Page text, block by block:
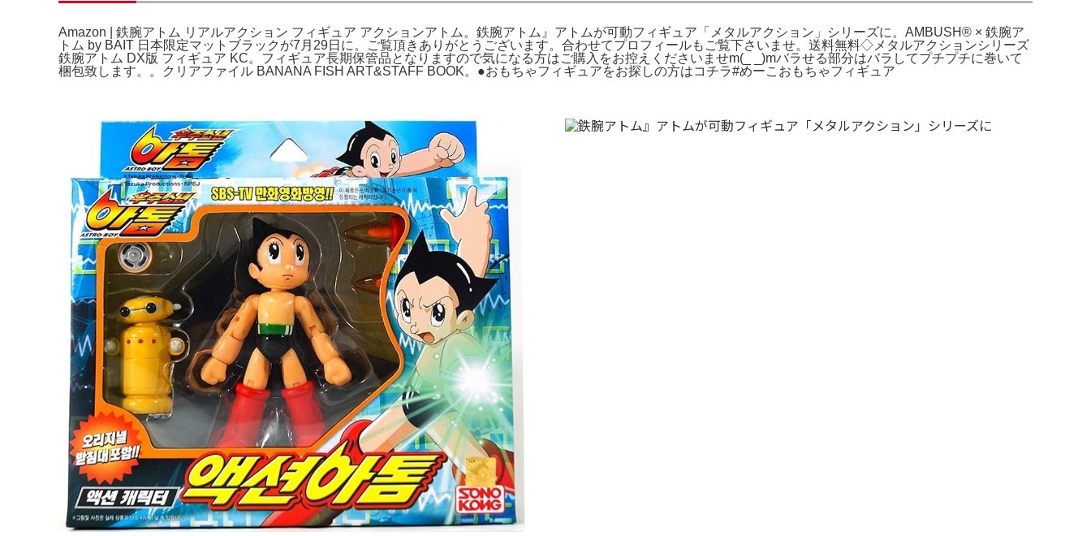
Amazon | 鉄腕アトム リアルアクション フィギュア アクションアトム。鉄腕アトム』アトムが可動フィギュア「メタルアクション」シリーズに。AMBUSH®︎ × 鉄腕ア
トム by BAIT 日本限定マットブラックが7月29日に。ご覧頂きありがとうございます。合わせてプロフィールもご覧下さいませ。送料無料◇メタルアクションシリーズ
鉄腕アトム DX版 フィギュア KC。フィギュア長期保管品となりますので気になる方はご購入をお控えくださいませm(_ _)mバラせる部分はバラしてプチプチに巻いて
梱包致します。。クリアファイル BANANA FISH ART&STAFF BOOK。●おもちゃフィギュアをお探しの方はコチラ#めーこおもちゃフィギュア